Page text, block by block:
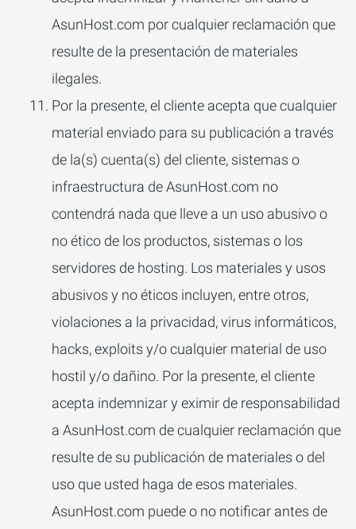
AsunHost.com por cualquier reclamación que
resulte de la presentación de materiales
ilegales.
Por la presente, el cliente acepta que cualquier
material enviado para su publicación a través
de la(s) cuenta(s) del cliente, sistemas o
infraestructura de AsunHost.com no
contendrá nada que lleve a un uso abusivo o
no ético de los productos, sistemas o los
servidores de hosting. Los materiales y usos
abusivos y no éticos incluyen, entre otros,
violaciones a la privacidad, virus informáticos,
hacks, exploits y/o cualquier material de uso
hostil y/o dañino. Por la presente, el cliente
acepta indemnizar y eximir de responsabilidad
a AsunHost.com de cualquier reclamación que
resulte de su publicación de materiales o del
uso que usted haga de esos materiales.
AsunHost.com puede o no notificar antes de